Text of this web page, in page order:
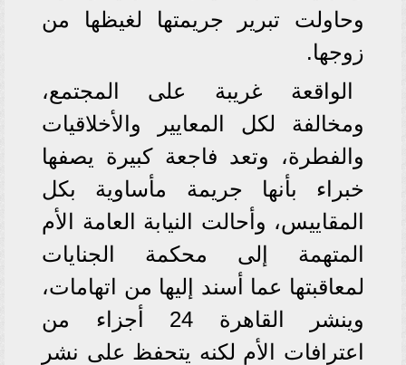
وحاولت تبرير جريمتها لغيظها من
زوجها.
الواقعة غريبة على المجتمع،
ومخالفة لكل المعايير والأخلاقيات
والفطرة، وتعد فاجعة كبيرة يصفها
خبراء بأنها جريمة مأساوية بكل
المقاييس، وأحالت النيابة العامة الأم
المتهمة إلى محكمة الجنايات
لمعاقبتها عما أسند إليها من اتهامات،
وينشر القاهرة 24 أجزاء من
اعترافات الأم لكنه يتحفظ على نشر